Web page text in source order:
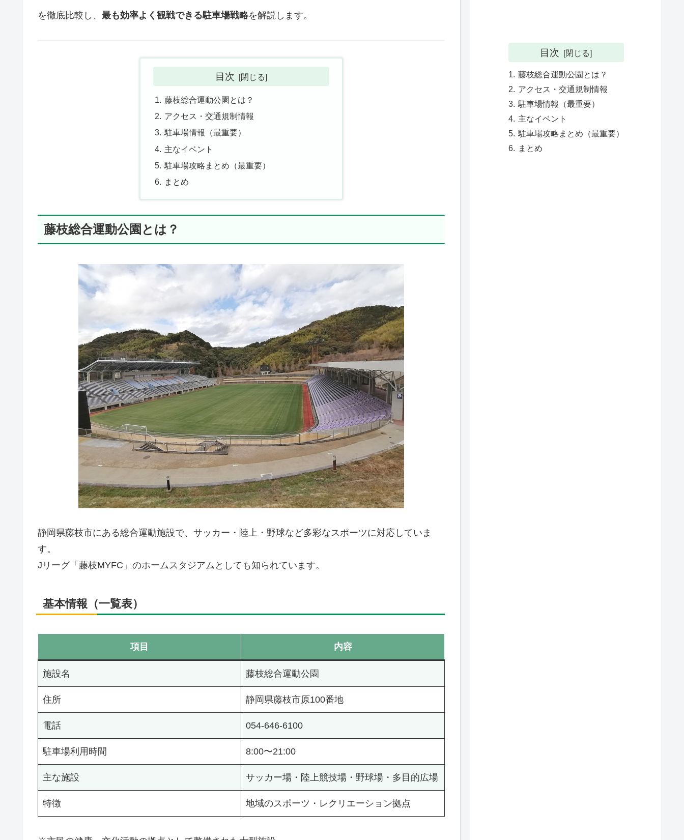
を徹底比較し、 最も効率よく観戦できる駐車場戦略を解説します。
目次
藤枝総合運動公園とは？
アクセス・交通規制情報
駐車場情報（最重要）
主なイベント
駐車場攻略まとめ（最重要）
まとめ
藤枝総合運動公園とは？
静岡県藤枝市にある総合運動施設で、サッカー・陸上・野球など多彩なスポーツに対応していま
す。
Jリーグ「藤枝MYFC」のホームスタジアムとしても知られています。
基本情報（一覧表）
項目 内容
施設名 藤枝総合運動公園
住所 静岡県藤枝市原100番地
電話 054-646-6100
駐車場利用時間 8:00〜21:00
主な施設 サッカー場・陸上競技場・野球場・多目的広場
特徴 地域のスポーツ・レクリエーション拠点
目次
藤枝総合運動公園とは？
アクセス・交通規制情報
駐車場情報（最重要）
主なイベント
駐車場攻略まとめ（最重要）
まとめ